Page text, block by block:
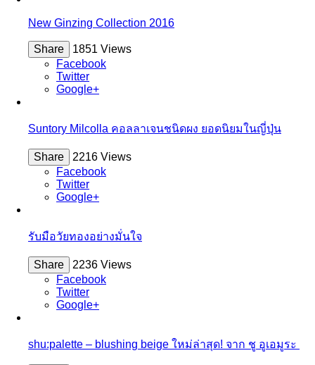
New Ginzing Collection 2016
Share
1851 Views
Facebook
Twitter
Google+
Suntory Milcolla คอลลาเจนชนิดผง ยอดนิยมในญี่ปุ่น
Share
2216 Views
Facebook
Twitter
Google+
รับมือวัยทองอย่างมั่นใจ
Share
2236 Views
Facebook
Twitter
Google+
shu:palette – blushing beige ใหม่ล่าสุด! จาก ชู อูเอมูระ